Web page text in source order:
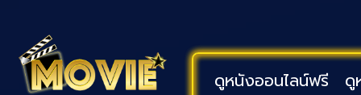
ดูหนังออนไลน์ฟรี ดู